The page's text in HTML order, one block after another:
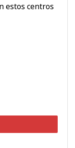
estos centros